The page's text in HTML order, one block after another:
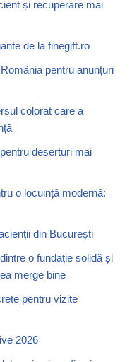
și recuperare mai
de la finegift.ro
pentru anunțuri
colorat care a
deserturi mai
o locuință modernă:
din București
o fundație solidă și
merge bine
pentru vizite
2026